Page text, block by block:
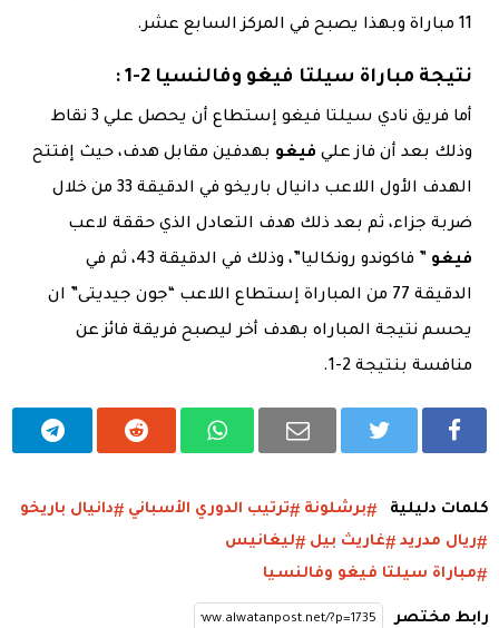
11 مباراة وبهذا يصبح في المركز السابع عشر.
نتيجة مباراة سيلتا فيغو وفالنسيا 2-1 :
أما فريق نادي سيلتا فيغو إستطاع أن يحصل علي 3 نقاط
وذلك بعد أن فاز علي فيغو بهدفين مقابل هدف، حيث إفتتح
الهدف الأول اللاعب دانيال باريخو في الدقيقة 33 من خلال
ضربة جزاء، ثم بعد ذلك هدف التعادل الذي حققة لاعب
فيغو
” فاكوندو رونكاليا”، وذلك في الدقيقة 43، ثم في
الدقيقة 77 من المباراة إستطاع اللاعب “جون جيديتى” ان
يحسم نتيجة المباراه بهدف أخر ليصبح فريقة فائز عن
منافسة بنتيجة 2-1.
كلمات دليلية برشلونة ترتيب الدوري الأسباني
دانيال باريخو
ريال مدريد
غاريث بيل
ليغانيس
مباراة سيلتا فيغو وفالنسيا
رابط مختصر